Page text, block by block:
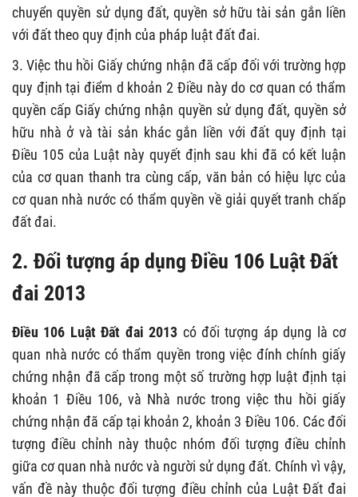
chuyển quyền sử dụng đất, quyền sở hữu tài sản gắn liền
với đất theo quy định của pháp luật đất đai.
3. Việc thu hồi Giấy chứng nhận đã cấp đối với trường hợp
quy định tại điểm d khoản 2 Điều này do cơ quan có thẩm
quyền cấp Giấy chứng nhận quyền sử dụng đất, quyền sở
hữu nhà ở và tài sản khác gắn liền với đất quy định tại
Điều 105 của Luật này quyết định sau khi đã có kết luận
của cơ quan thanh tra cùng cấp, văn bản có hiệu lực của
cơ quan nhà nước có thẩm quyền về giải quyết tranh chấp
đất đai.
2. Đối tượng áp dụng Điều 106 Luật Đất
đai 2013
Điều 106 Luật Đất đai 2013 có đối tượng áp dụng là cơ
quan nhà nước có thẩm quyền trong việc đính chính giấy
chứng nhận đã cấp trong một số trường hợp luật định tại
khoản 1 Điều 106, và Nhà nước trong việc thu hồi giấy
chứng nhận đã cấp tại khoản 2, khoản 3 Điều 106. Các đối
tượng điều chỉnh này thuộc nhóm đối tượng điều chỉnh
giữa cơ quan nhà nước và người sử dụng đất. Chính vì vậy,
vấn đề này thuộc đối tượng điều chỉnh của Luật Đất đai